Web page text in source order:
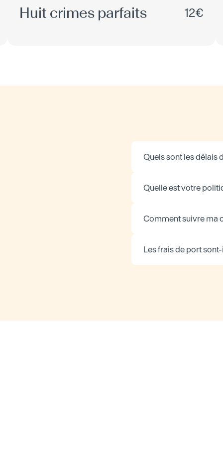
Huit crimes parfaits 12€
Quels sont les délais
Quelle est votre
Comment suivre ma
Les frais de port